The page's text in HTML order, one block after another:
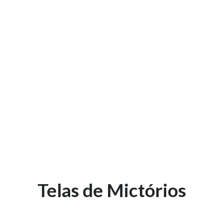
Telas de Mictórios